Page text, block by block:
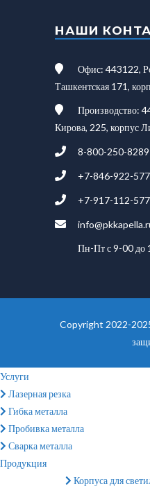
НАШИ
Офис: 443122,
Ташкентская 171,
Производство:
Кирова, 225, корпус
8-800-250-8289
+7-846-922-
+7-917-112-
Пн-Пт с 9-00 до
Copyright 2022-
Услуги
Лазерная резка
Гибка металла
Пробивка металла
Сварка металла
Продукция
Корпуса для